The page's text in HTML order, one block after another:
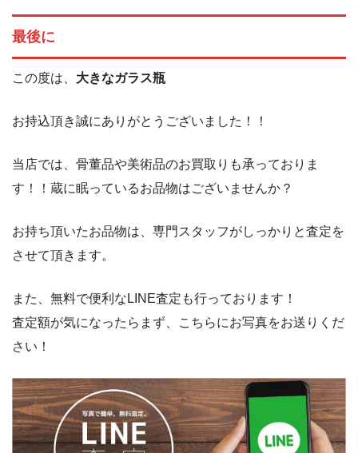
最後に
この度は、 大きなガラス瓶
お持込頂き誠にありがとうございました！！
当店では、骨董品や美術品のお買取りも承っておりま
す！！蔵に眠っているお品物はございませんか？
お持ち頂いたお品物は、専門スタッフがしっかりと査定を
させて頂きます。
また、無料で便利なLINE査定も行っております！
査定額が気になったらまず、こちらにお写真をお送りくだ
さい！